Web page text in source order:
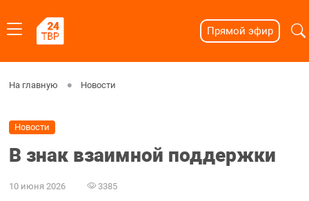
Прямой эфир
На главную Новости
Новости
В знак взаимной поддержки
10 июня 2026 3385